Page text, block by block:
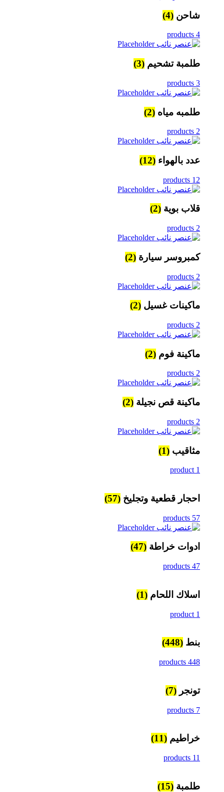
شاحن (4)
4 products
طلمبة تشحيم (3)
3 products
طلمبه مياه (2)
2 products
عدد بالهواء (12)
12 products
قلاب بوية (2)
2 products
كمبروسر سيارة (2)
2 products
ماكينات غسيل (2)
2 products
ماكينة فوم (2)
2 products
ماكينة قص نجيلة (2)
2 products
مثاقيب (1)
1 product
احجار قطعية وتجليخ (57)
57 products
ادوات خراطة (47)
47 products
اسلاك اللحام (1)
1 product
بنط (448)
448 products
تونجر (7)
7 products
خراطيم (11)
11 products
طلمبة (15)